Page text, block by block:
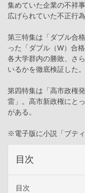
集めていた企業の不祥
広げられていた不正行
第三特集は「ダブル合
った「ダブル（W）合
各大学群内の勝敗、さ
いるかを徹底検証した。
第四特集は「高市政権
雷」。高市新政権にと
がある。
※電子版に小説「ブテ
目次
目次